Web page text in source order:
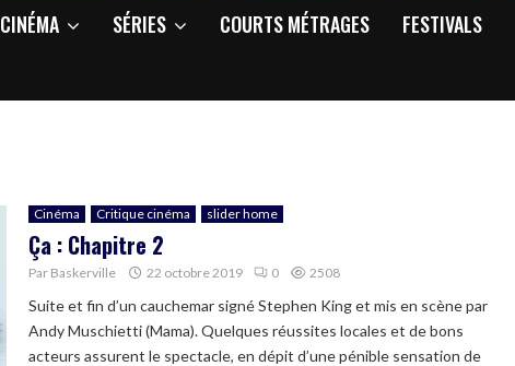
CINÉMA SÉRIES COURTS MÉTRAGES FESTIVALS
Cinéma Critique cinéma slider home
Ça : Chapitre 2
Par Baskerville 22 octobre 2019 0 2508
Suite et fin d’un cauchemar signé Stephen King et mis en scène par
Andy Muschietti (Mama). Quelques réussites locales et de bons
acteurs assurent le spectacle, en dépit d’une pénible sensation de